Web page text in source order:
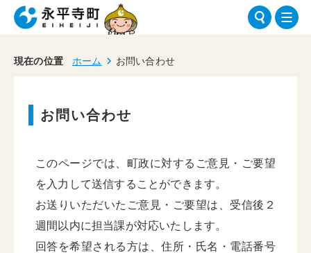
現在の位置 ホーム お問い合わせ
お問い合わせ
このページでは、町政に対するご意見・ご要望
を入力して送信することができます。
お送りいただいたご意見・ご要望は、受信後２
週間以内に担当課が対応いたします。
回答を希望される方は、住所・氏名・電話番号